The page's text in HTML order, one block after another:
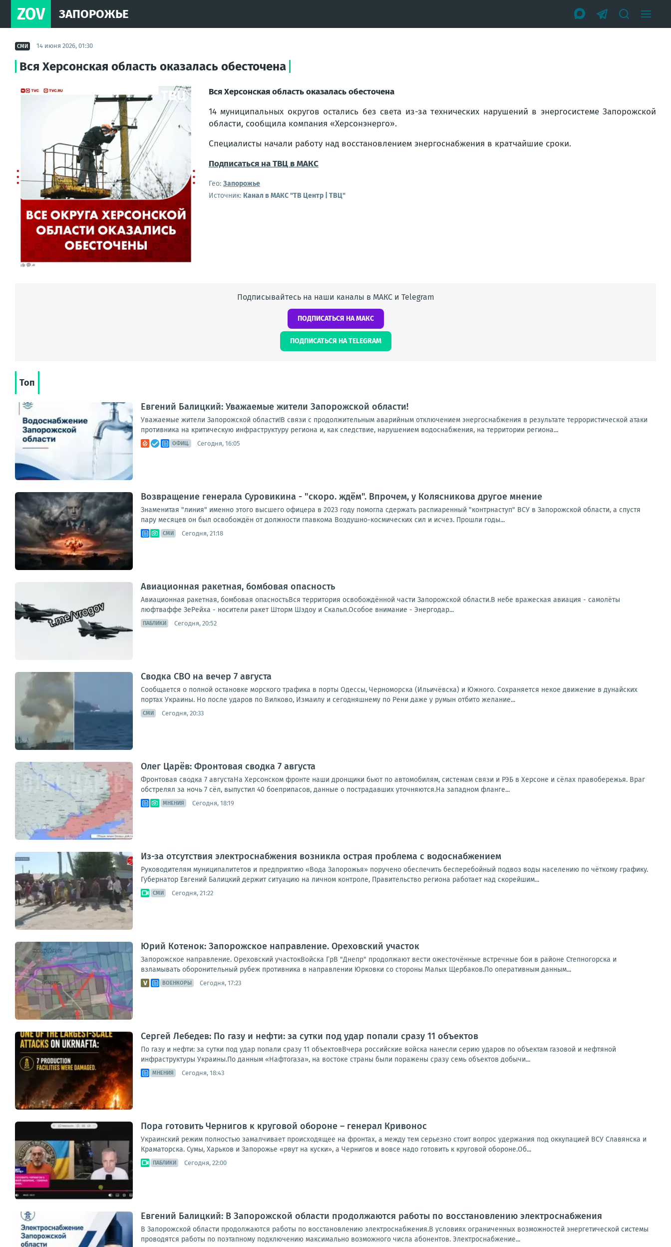
ZOV ЗАПОРОЖЬЕ
СМИ 14 июня 2026, 01:30
Вся Херсонская область оказалась обесточена
Вся Херсонская область оказалась обесточена
14 муниципальных округов остались без света из-за технических нарушений в энергосистеме Запорожской
области, сообщила компания «Херсонэнерго».
Специалисты начали работу над восстановлением энергоснабжения в кратчайшие сроки.
Подписаться на ТВЦ в МАКС
Гео: Запорожье
Источник: Канал в МАКС "ТВ Центр | ТВЦ"
Подписывайтесь на наши каналы в МАКС и Telegram
ПОДПИСАТЬСЯ НА МАКС
ПОДПИСАТЬСЯ НА TELEGRAM
Топ
Евгений Балицкий: Уважаемые жители Запорожской области!
Уважаемые жители Запорожской области!В связи с продолжительным аварийным отключением энергоснабжения в результате террористической атаки
противника на критическую инфраструктуру региона и, как следствие, нарушением водоснабжения, на территории региона...
ОФИЦ. Сегодня, 16:05
Возвращение генерала Суровикина - "скоро. ждём". Впрочем, у Колясникова другое мнение
Знаменитая "линия" именно этого высшего офицера в 2023 году помогла сдержать распиаренный "контрнаступ" ВСУ в Запорожской области, а спустя
пару месяцев он был освобождён от должности главкома Воздушно-космических сил и исчез. Прошли годы...
СМИ Сегодня, 21:18
Авиационная ракетная, бомбовая опасность
Авиационная ракетная, бомбовая опасностьВся территория освобождённой части Запорожской области.В небе вражеская авиация - самолёты
люфтваффе ЗеРейха - носители ракет Шторм Шэдоу и Скальп.Особое внимание - Энергодар...
ПАБЛИКИ Сегодня, 20:52
Сводка СВО на вечер 7 августа
Сообщается о полной остановке морского трафика в порты Одессы, Черноморска (Ильичёвска) и Южного. Сохраняется некое движение в дунайских
портах Украины. Но после ударов по Вилково, Измаилу и сегодняшнему по Рени даже у румын отбито желание...
СМИ Сегодня, 20:33
Олег Царёв: Фронтовая сводка 7 августа
Фронтовая сводка 7 августаНа Херсонском фронте наши дронщики бьют по автомобилям, системам связи и РЭБ в Херсоне и сёлах правобережья. Враг
обстрелял за ночь 7 сёл, выпустил 40 боеприпасов, данные о пострадавших уточняются.На западном фланге...
МНЕНИЯ Сегодня, 18:19
Из-за отсутствия электроснабжения возникла острая проблема с водоснабжением
Руководителям муниципалитетов и предприятию «Вода Запорожья» поручено обеспечить бесперебойный подвоз воды населению по чёткому графику.
Губернатор Евгений Балицкий держит ситуацию на личном контроле, Правительство региона работает над скорейшим...
СМИ Сегодня, 21:22
Юрий Котенок: Запорожское направление. Ореховский участок
Запорожское направление. Ореховский участокВойска ГрВ "Днепр" продолжают вести ожесточённые встречные бои в районе Степногорска и
взламывать оборонительный рубеж противника в направлении Юрковки со стороны Малых Щербаков.По оперативным данным...
ВОЕНКОРЫ Сегодня, 17:23
Сергей Лебедев: По газу и нефти: за сутки под удар попали сразу 11 объектов
По газу и нефти: за сутки под удар попали сразу 11 объектовВчера российские войска нанесли серию ударов по объектам газовой и нефтяной
инфраструктуры Украины.По данным «Нафтогаза», на востоке страны были поражены сразу семь объектов добычи...
МНЕНИЯ Сегодня, 18:43
Пора готовить Чернигов к круговой обороне – генерал Кривонос
Украинский режим полностью замалчивает происходящее на фронтах, а между тем серьезно стоит вопрос удержания под оккупацией ВСУ Славянска и
Краматорска. Сумы, Харьков и Запорожье «рвут на куски», а Чернигов и вовсе надо готовить к круговой обороне.Об...
ПАБЛИКИ Сегодня, 22:00
Евгений Балицкий: В Запорожской области продолжаются работы по восстановлению электроснабжения
В Запорожской области продолжаются работы по восстановлению электроснабжения.В условиях ограниченных возможностей энергетической системы
проводятся работы по поэтапному подключению максимально возможного числа абонентов. Электроснабжение...